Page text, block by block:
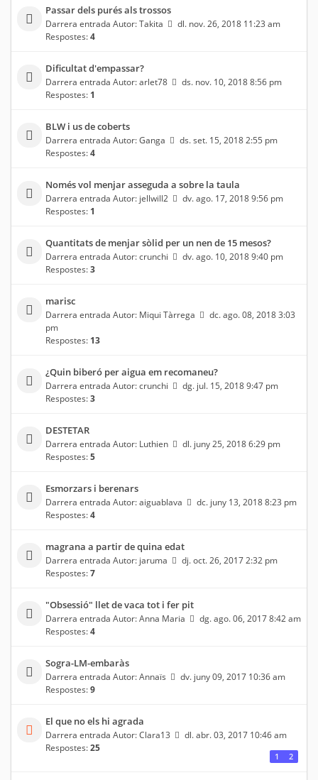
Passar dels purés als trossos
Darrera entrada Autor:Takita
dl. nov. 26, 2018 11:23 am
Respostes:4
Dificultat d'empassar?
Darrera entrada Autor:arlet78
ds. nov. 10, 2018 8:56 pm
Respostes: 1
BLW i us de coberts
Darrera entrada Autor:Ganga
ds. set. 15, 2018 2:55 pm
Respostes:4
Només vol menjar asseguda a sobre la taula
Darrera entrada Autor: jellwill2
dv. ago. 17, 2018 9:56 pm
Respostes: 1
Quantitats de menjar sòlid per un nen de 15 mesos?
Darrera entrada Autor:crunchi
dv. ago. 10, 2018 9:40 pm
Respostes:3
marisc
Darrera entrada Autor: Miqui Tàrrega
dc. ago. 08, 2018 3:03
pm
Respostes: 13
¿Quin biberó per aigua em recomaneu?
Darrera entrada Autor:crunchi
dg. jul. 15, 2018 9:47 pm
Respostes:3
DESTETAR
Darrera entrada Autor: Luthien
dl. juny 25, 2018 6:29 pm
Respostes:5
Esmorzars i berenars
Darrera entrada Autor:aiguablava
dc. juny 13, 2018 8:23 pm
Respostes:4
magrana a partir de quina edat
Darrera entrada Autor: jaruma
dj. oct. 26, 2017 2:32 pm
Respostes:7
"Obsessió" llet de vaca tot i fer pit
Darrera entrada Autor:Anna Maria
dg. ago. 06, 2017 8:42 am
Respostes:4
Sogra-LM-embaràs
Darrera entrada Autor:Annaïs
dv. juny 09, 2017 10:36 am
Respostes:9
El que no els hi agrada
Darrera entrada Autor:Clara13
dl. abr. 03, 2017 10:46 am
Respostes:25
1 2